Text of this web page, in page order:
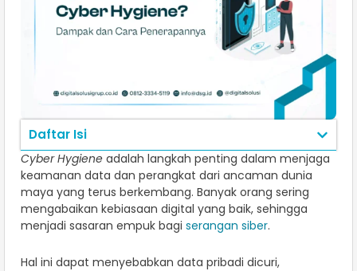
Daftar Isi
Cyber Hygiene adalah langkah penting dalam menjaga
keamanan data dan perangkat dari ancaman dunia
maya yang terus berkembang. Banyak orang sering
mengabaikan kebiasaan digital yang baik, sehingga
menjadi sasaran empuk bagi serangan siber.
Hal ini dapat menyebabkan data pribadi dicuri,